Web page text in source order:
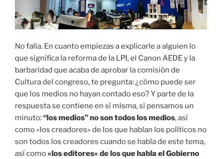
No falla. En cuanto empiezas a explicarle a alguien lo
que significa la reforma de la LPI, el Canon AEDE y la
barbaridad que acaba de aprobar la comisión de
Cultura del congreso, te pregunta: ¿cómo puede ser
que los medios no hayan contado eso? Y parte de la
respuesta se contiene en sí misma, si pensamos un
minuto:“los medios” no son todos los medios, así
como «los creadores» de los que hablan los políticos no
son todos los creadores cuando se habla de este tema,
así como«los editores» de los que habla el Gobierno